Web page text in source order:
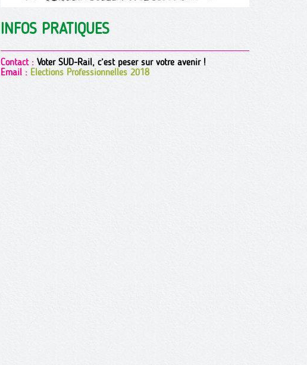
INFOS PRATIQUES
Contact : Voter SUD-Rail, c’est peser sur votre avenir !
Email : Elections Professionnelles 2018